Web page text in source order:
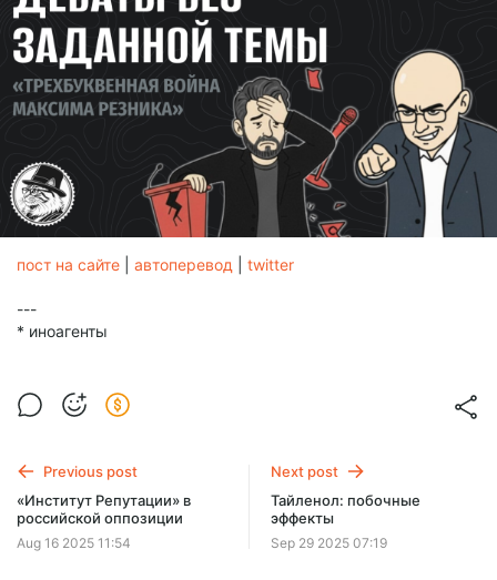
пост на сайте автоперевод twitter
---
* иноагенты
Previous post
«Институт Репутации» в
российской оппозиции
Aug 16 2025 11:54
Next post
Тайленол: побочные
эффекты
Sep 29 2025 07:19